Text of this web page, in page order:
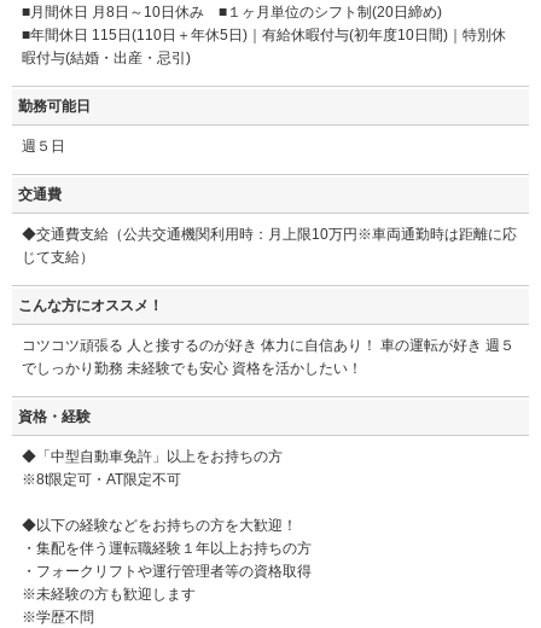
■月間休日 月8日～10日休み ■１ヶ月単位のシフト制(20日締め)
■年間休日 115日(110日＋年休5日)｜有給休暇付与(初年度10日間)｜特別休
暇付与(結婚・出産・忌引)
勤務可能日
週５日
交通費
◆交通費支給（公共交通機関利用時：月上限10万円※車両通勤時は距離に応
じて支給）
こんな方にオススメ！
コツコツ頑張る 人と接するのが好き 体力に自信あり！ 車の運転が好き 週５
でしっかり勤務 未経験でも安心 資格を活かしたい！
資格・経験
◆「中型自動車免許」以上をお持ちの方
※8t限定可・AT限定不可
◆以下の経験などをお持ちの方を大歓迎！
・集配を伴う運転職経験１年以上お持ちの方
・フォークリフトや運行管理者等の資格取得
※未経験の方も歓迎します
※学歴不問